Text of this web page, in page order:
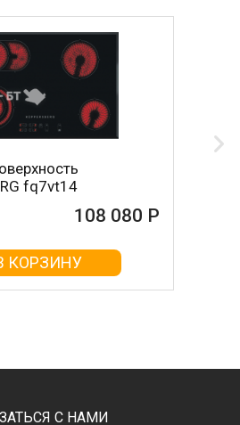
fq7vt14
108 080 Р
КОРЗИНУ
С НАМИ